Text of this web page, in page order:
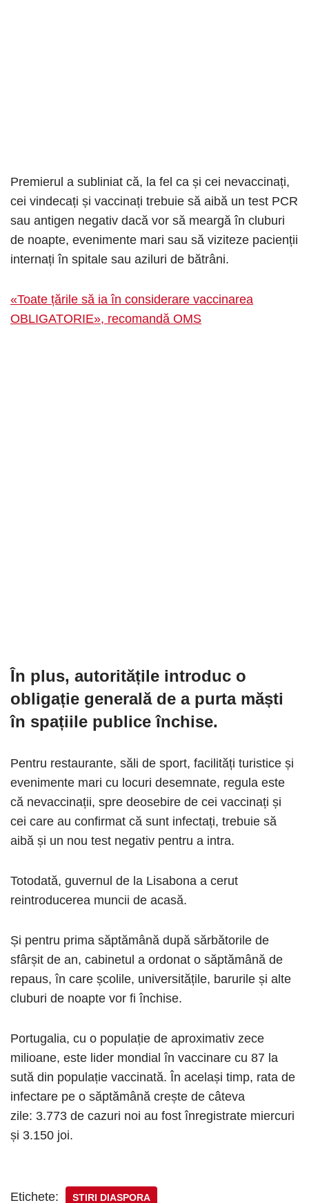
Premierul a subliniat că, la fel ca și cei nevaccinați,
cei vindecați și vaccinați trebuie să aibă un test PCR
sau antigen negativ dacă vor să meargă în cluburi
de noapte, evenimente mari sau să viziteze pacienții
internați în spitale sau aziluri de bătrâni.
«Toate țările să ia în considerare vaccinarea
OBLIGATORIE», recomandă OMS
În plus, autoritățile introduc o
obligație generală de a purta măști
în spațiile publice închise.
Pentru restaurante, săli de sport, facilități turistice și
evenimente mari cu locuri desemnate, regula este
că nevaccinații, spre deosebire de cei vaccinați și
cei care au confirmat că sunt infectați, trebuie să
aibă și un nou test negativ pentru a intra.
Totodată, guvernul de la Lisabona a cerut
reintroducerea muncii de acasă.
Și pentru prima săptămână după sărbătorile de
sfârșit de an, cabinetul a ordonat o săptămână de
repaus, în care școlile, universitățile, barurile și alte
cluburi de noapte vor fi închise.
Portugalia, cu o populație de aproximativ zece
milioane, este lider mondial în vaccinare cu 87 la
sută din populație vaccinată. În același timp, rata de
infectare pe o săptămână crește de câteva
zile: 3.773 de cazuri noi au fost înregistrate miercuri
și 3.150 joi.
Etichete: STIRI DIASPORA